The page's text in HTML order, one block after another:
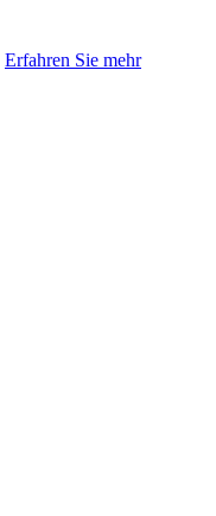
Erfahren Sie mehr